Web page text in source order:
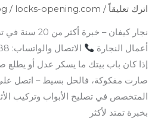
اترك تعليقاً /
/ locks-opening.com
نجار كيفان –
أعمال النجارة
إذا كان باب بيتك ما يسكر عدل أو
صارت مفكوكة، فالحل بسيط – اتصل على
المتخصص في تصليح الأبواب وتركيب
بخبرة تمتد لأكثر